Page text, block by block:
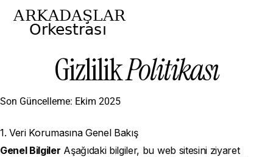
GizlilikPolitikası
Son Güncelleme: Ekim 2025
1. Veri Korumasına Genel Bakış
Genel Bilgiler Aşağıdaki bilgiler, bu web sitesini ziyaret